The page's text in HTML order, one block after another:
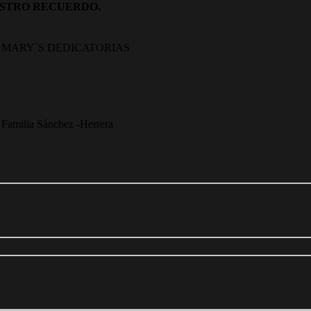
RECUERDO.
MARY`S DEDICATORIAS
Familia Sánchez -Herrera